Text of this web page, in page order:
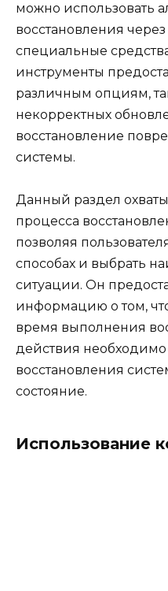
можно использовать
восстановления
специальные
инструменты
различным опциям,
некорректных
восстановление
системы.
Данный раздел
процесса
позволяя
способах и выбрать
ситуации. Он
информацию о том,
время выполнения
действия
восстановления
состояние.
Использование